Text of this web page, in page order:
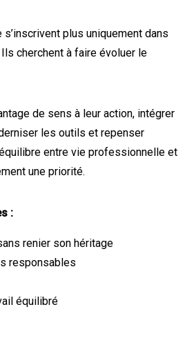
plus uniquement dans
cherchent à faire évoluer le
de sens à leur action, intégrer
les outils et repenser
entre vie professionnelle et
une priorité.
:
renier son héritage
responsables
équilibré